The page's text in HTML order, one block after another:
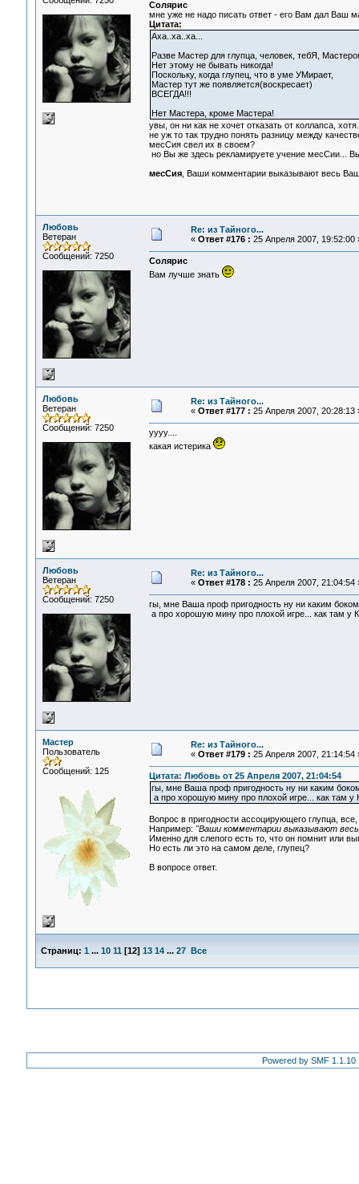
Солярис
мне уже не надо писать ответ - его Вам дал Ваш
Цитата:
Аха..ха..ха...
Разве Мастер для глупца, человек, тебЯ,
Нет этому не бывать никогда!
Поскольку, когда глупец, что в уме УМирает,
Мастер тут же появляется(воскресает)
ВСЕГДА!!!
Нет Мастера, кроме Мастера!
увы, он ни как не хочет отказать от коллапса,
не уж то так трудно понять разницу между
месСия свел их в своем?
но Вы же здесь рекламируете учение месСии... Вы
месСия, Ваши комментарии выказывают весь Ваш
Любовь
Ветеран
Сообщений: 7250
Re: из Тайного...
« Ответ #176 : 25 Апреля 2007, 19:52:00
Солярис
Вам лучше знать
Любовь
Ветеран
Сообщений: 7250
Re: из Тайного...
« Ответ #177 : 25 Апреля 2007, 20:28:13
уууу....
какая истерика
Любовь
Ветеран
Сообщений: 7250
Re: из Тайного...
« Ответ #178 : 25 Апреля 2007, 21:04:54
гы, мне Ваша проф пригодность ну ни каким
а про хорошую мину про плохой игре... как там у
Мастер
Пользователь
Сообщений: 125
Re: из Тайного...
« Ответ #179 : 25 Апреля 2007, 21:14:54
Цитата: Любовь от 25 Апреля 2007, 21:04:54
гы, мне Ваша проф пригодность ну ни каким
а про хорошую мину про плохой игре... как там у
Вопрос в пригодности ассоцирующего глупца,
Например: "Ваши комментарии выказывают
Именно для слепого есть то, что он помнит или
Но есть ли это на самом деле, глупец?
В вопросе ответ.
Страниц: 1 ... 10 11 [12] 13 14 ... 27 Все
Powered by SMF 1.1.10